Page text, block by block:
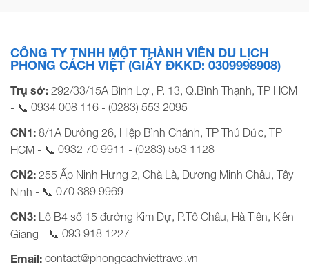
CÔNG TY TNHH MỘT THÀNH VIÊN DU LỊCH
PHONG CÁCH VIỆT (GIẤY ĐKKD: 0309998908)
Trụ sở: 292/33/15A Bình Lợi, P. 13, Q.Bình Thạnh, TP HCM
- 📞 0934 008 116 - (0283) 553 2095
CN1: 8/1A Đường 26, Hiệp Bình Chánh, TP Thủ Đức, TP
HCM - 📞 0932 70 9911 - (0283) 553 1128
CN2: 255 Ấp Ninh Hưng 2, Chà Là, Dương Minh Châu, Tây
Ninh - 📞 070 389 9969
CN3:
Lô B4 số 15 đường Kim Dự, P.Tô Châu, Hà Tiên, Kiên
Giang - 📞 093 918 1227
Email: contact@phongcachviettravel.vn